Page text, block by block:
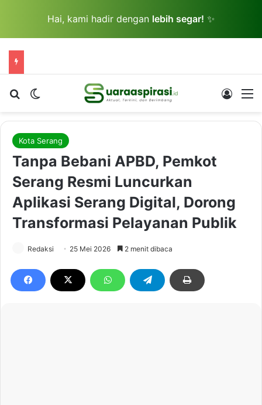
Hai, kami hadir dengan lebih segar! ✨
Cari berita...Switch skin Log In
Kota Serang
Tanpa Bebani APBD, Pemkot
Serang Resmi Luncurkan
Aplikasi Serang Digital, Dorong
Transformasi Pelayanan Publik
Redaksi 25 Mei 2026 2 menit dibaca